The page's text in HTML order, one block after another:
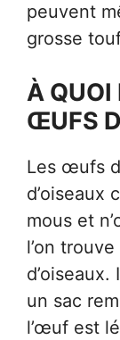
peuvent
grosse
À QUOI
ŒUFS
Les œufs
d’oiseaux
mous et
l’on
un sac
l’œuf est